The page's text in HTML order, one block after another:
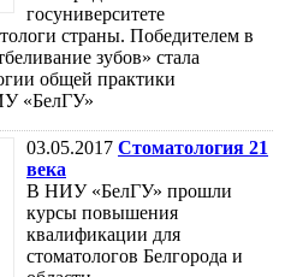
госуниверситете
страны. Победителем в
зубов» стала
общей практики
«БелГУ»
03.05.2017 Стоматология 21
века
В НИУ «БелГУ» прошли
курсы повышения
квалификации для
стоматологов Белгорода и